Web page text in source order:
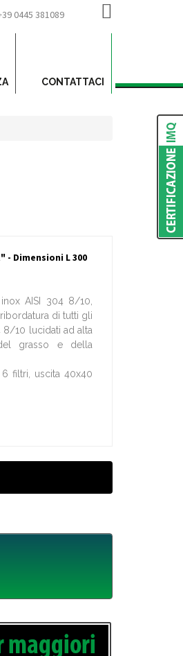
0445 381089
CONTATTACI
Dimensioni L 300
AISI 304 8/10,
di tutti gli
8/10 lucidati ad alta
grasso e della
filtri, uscita 40x40